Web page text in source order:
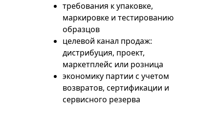
требования к упаковке,
маркировке и тестированию
образцов
целевой канал продаж:
дистрибуция, проект,
маркетплейс или розница
экономику партии с учетом
возвратов, сертификации и
сервисного резерва